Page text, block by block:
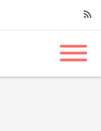
RSS